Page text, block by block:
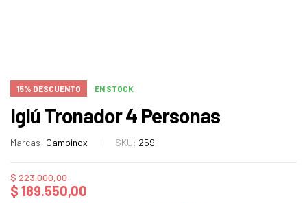
15% DESCUENTO EN STOCK
Iglú Tronador 4 Personas
Marcas: Campinox SKU: 259
$223.000,00
$ 189.550,00